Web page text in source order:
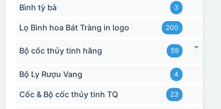
Bình tỳ bà 3
Lọ Bình hoa Bát Tràng in logo 200
Bộ cốc thủy tinh hãng 59
Bộ Ly Rượu Vang 4
Cốc & Bộ cốc thủy tinh TQ 23